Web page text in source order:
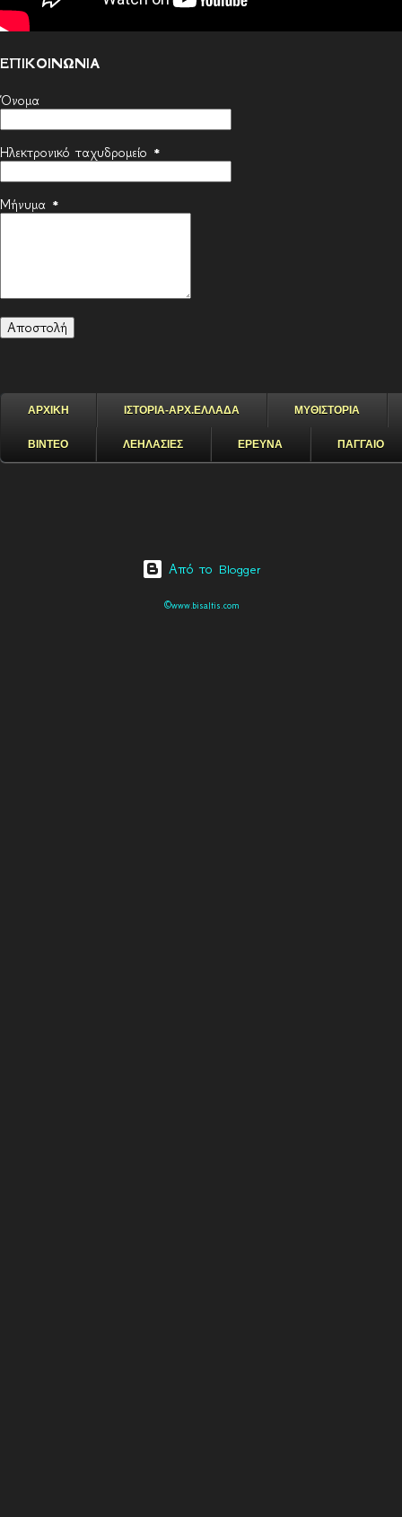
ΕΠΙΚΟΙΝΩΝΙΑ
Όνομα
Ηλεκτρονικό ταχυδρομείο *
Μήνυμα *
ΑΡΧΙΚΗ ΙΣΤΟΡΙΑ-ΑΡΧ.ΕΛΛΑΔΑ ΜΥΘΙΣΤΟΡΙΑ
ΒΙΝΤΕΟ ΛΕΗΛΑΣΙΕΣ ΕΡΕΥΝΑ ΠΑΓΓΑΙΟ
Από το Blogger
©www.bisaltis.com